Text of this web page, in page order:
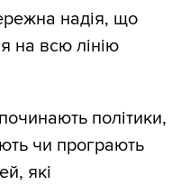
надія, що
на всю лінію
політики,
чи програють
які